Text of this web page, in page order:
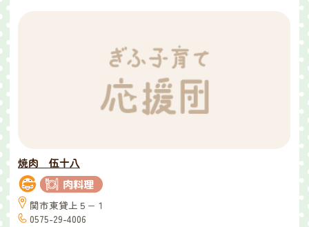
焼肉 伍十八
関市東貸上５−１
0575-29-4006